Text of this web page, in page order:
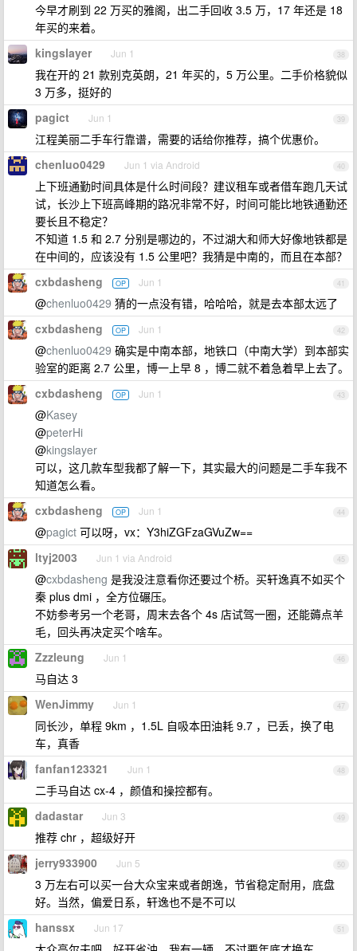
今早才刷到 22 万买的雅阁，出二手回收 3.5 万，17 年还是 18
年买的来着。
38
kingslayer Jun 1
我在开的 21 款别克英朗，21 年买的，5 万公里。二手价格貌似
3 万多，挺好的
39
pagict Jun 1
江程美丽二手车行靠谱，需要的话给你推荐，搞个优惠价。
40
chenluo0429 Jun 1 via Android
上下班通勤时间具体是什么时间段？建议租车或者借车跑几天试
试，长沙上下班高峰期的路况非常不好，时间可能比地铁通勤还
要长且不稳定？
不知道 1.5 和 2.7 分别是哪边的，不过湖大和师大好像地铁都是
在中间的，应该没有 1.5 公里吧？我猜是中南的，而且在本部？
41
cxbdasheng OP Jun 1
@chenluo0429 猜的一点没有错，哈哈哈，就是去本部太远了
42
cxbdasheng OP Jun 1
@chenluo0429 确实是中南本部，地铁口（中南大学）到本部实
验室的距离 2.7 公里，博一上早 8 ，博二就不着急着早上去了。
43
cxbdasheng OP Jun 1
@Kasey
@peterHi
@kingslayer
可以，这几款车型我都了解一下，其实最大的问题是二手车我不
知道怎么看。
44
cxbdasheng OP Jun 1
@pagict 可以呀，vx：Y3hiZGFzaGVuZw==
45
ltyj2003 Jun 1 via Android
@cxbdasheng 是我没注意看你还要过个桥。买轩逸真不如买个
秦 plus dmi ，全方位碾压。
不妨参考另一个老哥，周末去各个 4s 店试驾一圈，还能薅点羊
毛，回头再决定买个啥车。
46
Zzzleung Jun 1
马自达 3
47
WenJimmy Jun 1
同长沙，单程 9km ，1.5L 自吸本田油耗 9.7 ，已丢，换了电
车，真香
48
fanfan123321 Jun 1
二手马自达 cx-4 ，颜值和操控都有。
49
dadastar Jun 3
推荐 chr ，超级好开
50
jerry933900 Jun 5
3 万左右可以买一台大众宝来或者朗逸，节省稳定耐用，底盘
好。当然，偏爱日系，轩逸也不是不可以
51
hanssx Jun 17